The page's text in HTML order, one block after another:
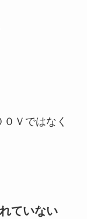
Ｖではなく
ていない